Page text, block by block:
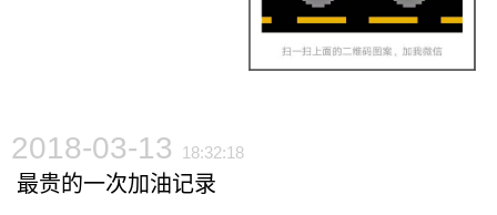
2018-03-13 18:32:18
最贵的一次加油记录